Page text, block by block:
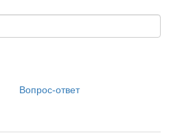
Вопрос-ответ